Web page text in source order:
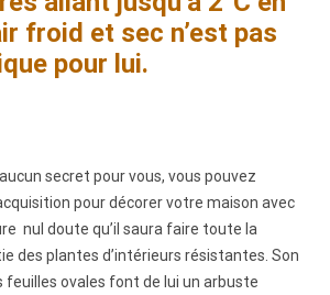
froid et sec n’est pas
pour lui.
aucun secret pour vous, vous pouvez
pour décorer votre maison avec
nul doute qu’il saura faire toute la
des plantes d’intérieurs résistantes. Son
feuilles ovales font de lui un arbuste